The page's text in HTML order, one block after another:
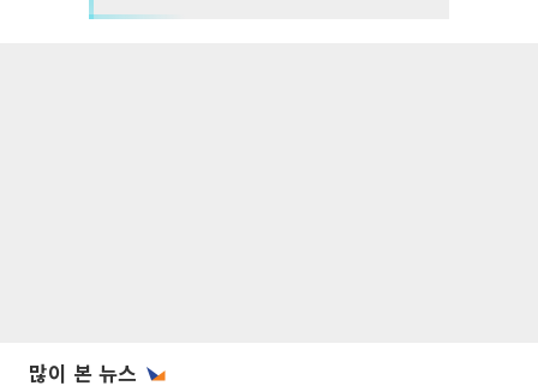
많이 본 뉴스